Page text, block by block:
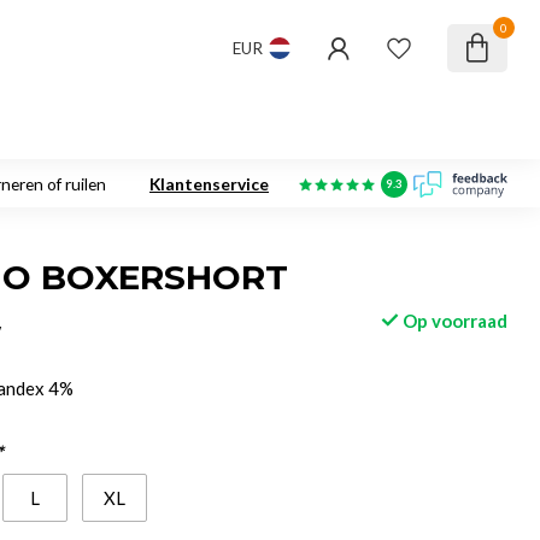
EUR
0
of ruilen Klantenservice 9.3
BOXERSHORT
Op voorraad
4%
L XL